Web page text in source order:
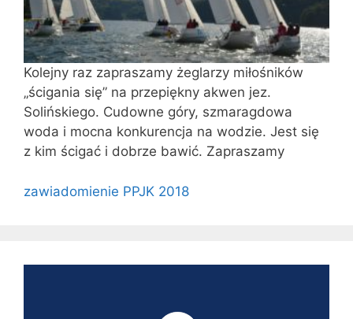
Kolejny raz zapraszamy żeglarzy miłośników
„ścigania się” na przepiękny akwen jez.
Solińskiego. Cudowne góry, szmaragdowa
woda i mocna konkurencja na wodzie. Jest się
z kim ścigać i dobrze bawić. Zapraszamy
zawiadomienie PPJK 2018